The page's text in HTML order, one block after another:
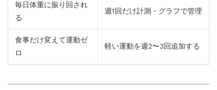
毎日体重に振り回され
る
週1回だけ計測・グラフで管理
食事だけ変えて運動ゼ
ロ
軽い運動を週2〜3回追加する